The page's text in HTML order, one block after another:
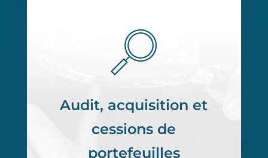
Audit, acquisition et
cessions de
portefeuilles